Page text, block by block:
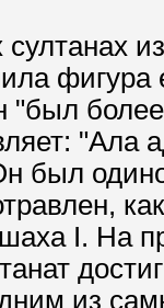
фигура
"был
"Ала
был
I. На
из